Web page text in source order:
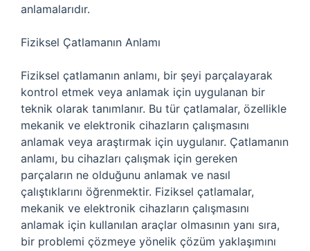
anlamalarıdır.
Fiziksel Çatlamanın Anlamı
Fiziksel çatlamanın anlamı, bir şeyi parçalayarak
kontrol etmek veya anlamak için uygulanan bir
teknik olarak tanımlanır. Bu tür çatlamalar, özellikle
mekanik ve elektronik cihazların çalışmasını
anlamak veya araştırmak için uygulanır. Çatlamanın
anlamı, bu cihazları çalışmak için gereken
parçaların ne olduğunu anlamak ve nasıl
çalıştıklarını öğrenmektir. Fiziksel çatlamalar,
mekanik ve elektronik cihazların çalışmasını
anlamak için kullanılan araçlar olmasının yanı sıra,
bir problemi çözmeye yönelik çözüm yaklaşımını